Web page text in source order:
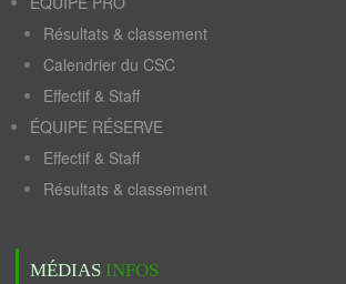
Résultats & classement
Calendrier du CSC
Effectif & Staff
ÉQUIPE RÉSERVE
Effectif & Staff
Résultats & classement
MÉDIAS INFOS